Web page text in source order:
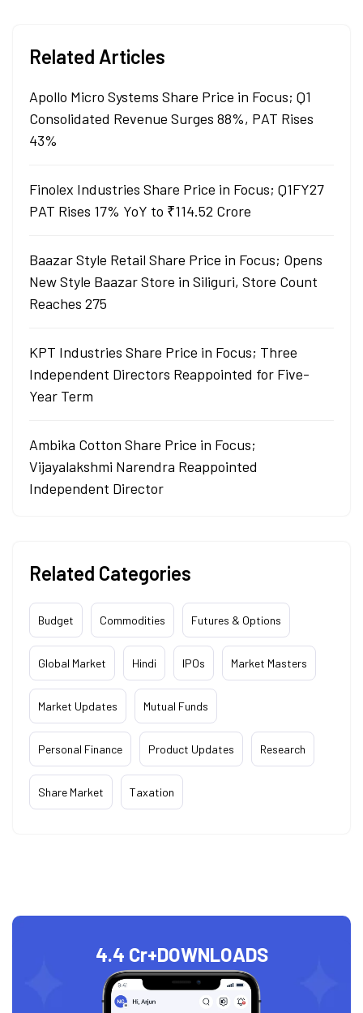
Related Articles
Apollo Micro Systems Share Price in Focus; Q1
Consolidated Revenue Surges 88%, PAT Rises
43%
Finolex Industries Share Price in Focus; Q1FY27
PAT Rises 17% YoY to ₹114.52 Crore
Baazar Style Retail Share Price in Focus; Opens
New Style Baazar Store in Siliguri, Store Count
Reaches 275
KPT Industries Share Price in Focus; Three
Independent Directors Reappointed for Five-
Year Term
Ambika Cotton Share Price in Focus;
Vijayalakshmi Narendra Reappointed
Independent Director
Related Categories
Budget Commodities Futures & Options
Global Market Hindi IPOs Market Masters
Market Updates Mutual Funds
Personal Finance Product Updates Research
Share Market Taxation
4.4 Cr+DOWNLOADS